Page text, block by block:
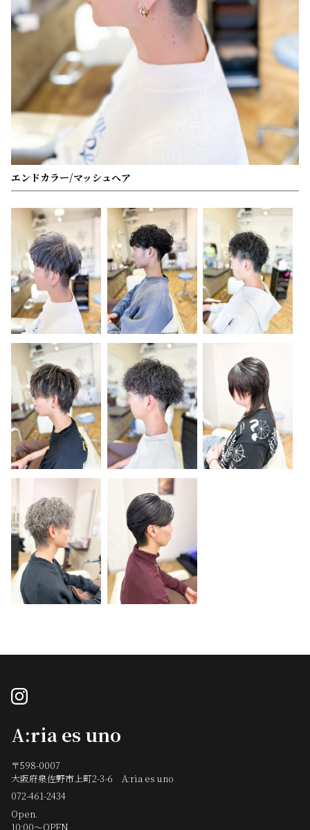
エンドカラー/マッシュヘア
instagram
A:ria es uno
〒598-0007
大阪府泉佐野市上町2-3-6 A:ria es uno
072-461-2434
Open.
10:00～OPEN